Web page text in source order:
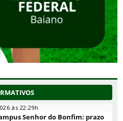
às 22:29h
Senhor do Bonfim: prazo